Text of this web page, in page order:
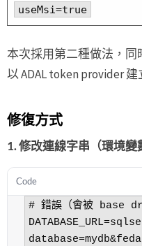
useMsi=true
本次採用第二種做法，同
以 ADAL token provider 建
修復方式
1. 修改連線字串（環境變
Code
# 錯誤（會被 base